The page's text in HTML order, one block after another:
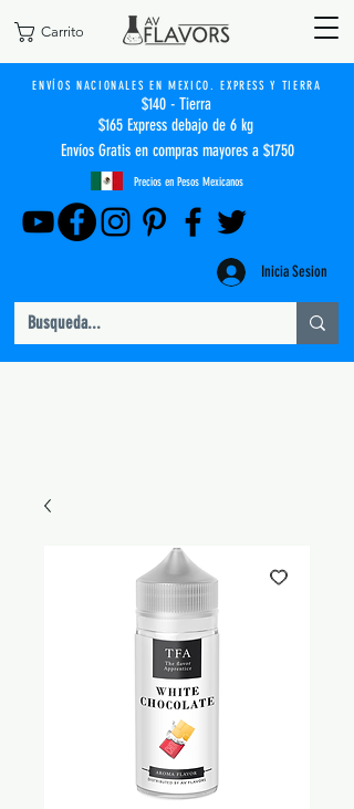
Carrito
ENVÍOS NACIONALES EN MEXICO. EXPRESS Y TIERRA
$140 - Tierra
$165 Express debajo de 6 kg
Envíos Gratis en compras mayores a $1750
Precios en Pesos Mexicanos
Inicia Sesion